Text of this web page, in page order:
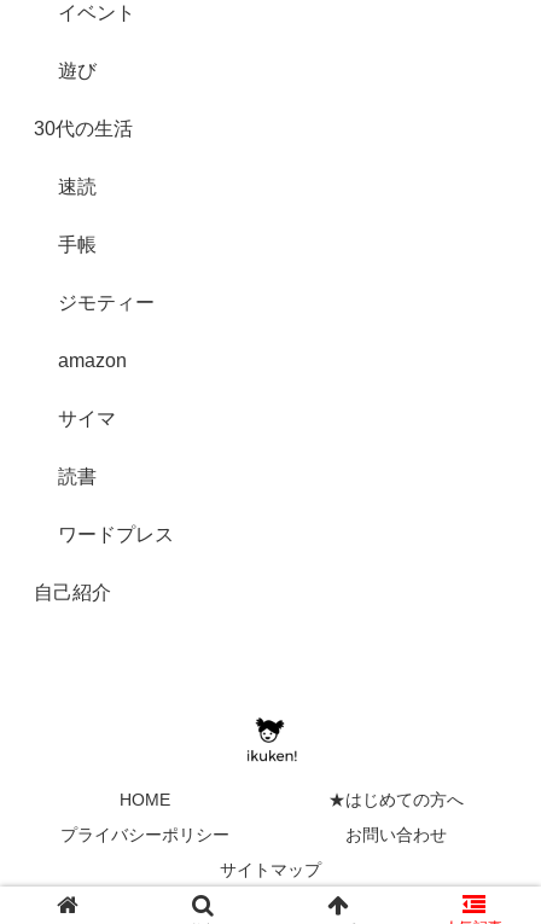
イベント
遊び
30代の生活
速読
手帳
ジモティー
amazon
サイマ
読書
ワードプレス
自己紹介
HOME
★はじめての方へ
プライバシーポリシー
お問い合わせ
サイトマップ
Copyright © 2017-2026 イクケン！ All Rights Reserved.